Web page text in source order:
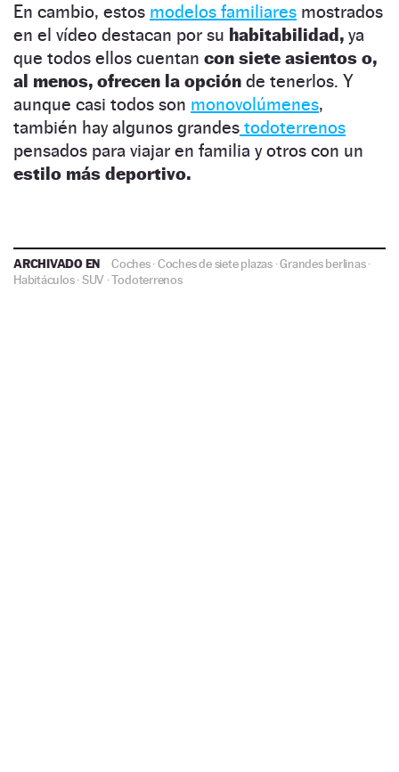
En cambio, estos modelos familiares mostrados
en el vídeo destacan por su habitabilidad, ya
que todos ellos cuentan con siete asientos o,
al menos, ofrecen la opción de tenerlos. Y
aunque casi todos son monovolúmenes,
también hay algunos grandes todoterrenos
pensados para viajar en familia y otros con un
estilo más deportivo.
ARCHIVADO EN Coches·Coches de siete plazas·Grandes berlinas·
Habitáculos·SUV ·Todoterrenos